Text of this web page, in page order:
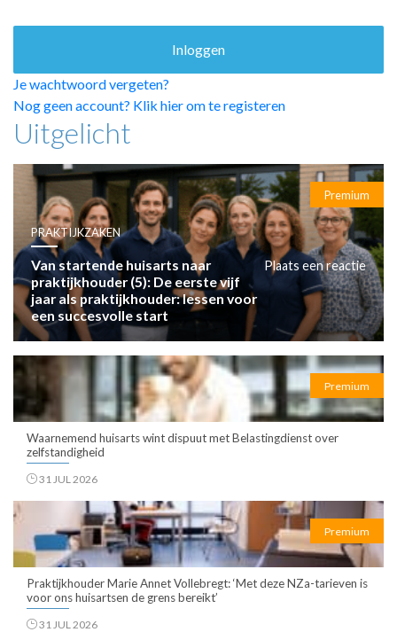
PRAKTIJKZAKEN
TARIEVEN
VPHUISARTSEN
MEDISCHE VAKHANDEL
INLOGGEN
REGISTRATIE
Je wachtwoord vergeten?
Nog geen account? Klik hier om te registeren
Uitgelicht
Premium
PRAKTIJKZAKEN
Van startende huisarts naar
praktijkhouder (5): De eerste vijf
jaar als praktijkhouder: lessen voor
een succesvolle start
Plaats een reactie
Premium
Waarnemend huisarts wint dispuut met Belastingdienst over
zelfstandigheid
31 JUL 2026
Premium
Praktijkhouder Marie Annet Vollebregt: ‘Met deze NZa-tarieven is
voor ons huisartsen de grens bereikt’
31 JUL 2026